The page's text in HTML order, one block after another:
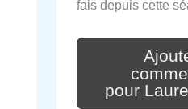
fais depuis cette
pour